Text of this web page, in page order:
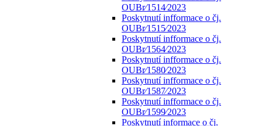
OUBr⁄1514⁄2023
Poskytnutí infformace o čj.
OUBr⁄1515⁄2023
Poskytnutí infformace o čj.
OUBr⁄1564⁄2023
Poskytnutí infformace o čj.
OUBr⁄1580⁄2023
Poskytnutí infformace o čj.
OUBr⁄1587⁄2023
Poskytnutí infformace o čj.
OUBr⁄1599⁄2023
Poskytnutí informace o čj.